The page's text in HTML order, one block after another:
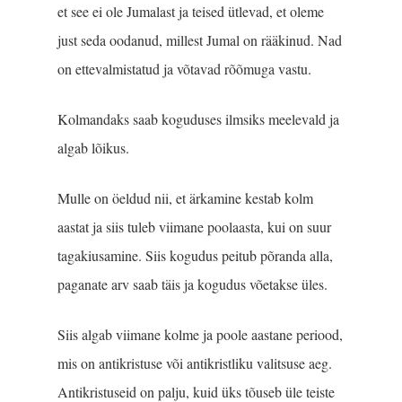
et see ei ole Jumalast ja teised ütlevad, et oleme
just seda oodanud, millest Jumal on rääkinud. Nad
on ettevalmistatud ja võtavad rõõmuga vastu.
Kolmandaks saab koguduses ilmsiks meelevald ja
algab lõikus.
Mulle on öeldud nii, et ärkamine kestab kolm
aastat ja siis tuleb viimane poolaasta, kui on suur
tagakiusamine. Siis kogudus peitub põranda alla,
paganate arv saab täis ja kogudus võetakse üles.
Siis algab viimane kolme ja poole aastane periood,
mis on antikristuse või antikristliku valitsuse aeg.
Antikristuseid on palju, kuid üks tõuseb üle teiste